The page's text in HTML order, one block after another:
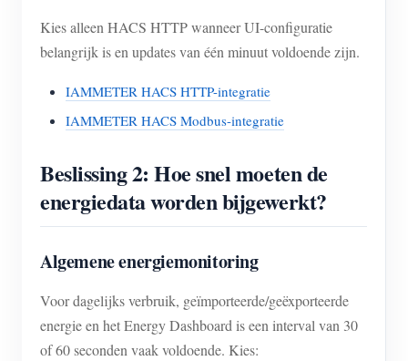
Kies alleen HACS HTTP wanneer UI-configuratie
belangrijk is en updates van één minuut voldoende zijn.
IAMMETER HACS HTTP-integratie
IAMMETER HACS Modbus-integratie
Beslissing 2: Hoe snel moeten de
energiedata worden bijgewerkt?
Algemene energiemonitoring
Voor dagelijks verbruik, geïmporteerde/geëxporteerde
energie en het Energy Dashboard is een interval van 30
of 60 seconden vaak voldoende. Kies: